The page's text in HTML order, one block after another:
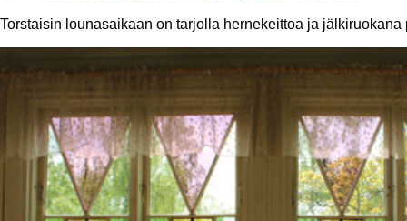
Torstaisin lounasaikaan on tarjolla hernekeittoa ja